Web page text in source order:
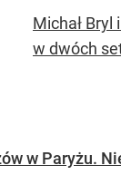
Michał
w dwóch
w Paryżu.